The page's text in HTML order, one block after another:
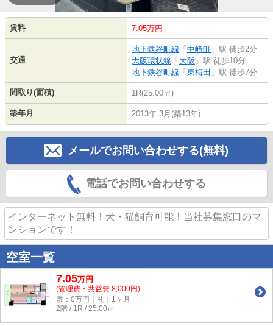
賃料 7.05万円
交通
地下鉄谷町線 「 中崎町 」駅 徒歩2分
大阪環状線 「 大阪 」駅 徒歩10分
地下鉄谷町線 「 東梅田 」駅 徒歩7分
間取り(面積) 1R(25.00㎡)
築年月 2013年 3月(築13年)
メールでお問い合わせする(無料)
電話でお問い合わせする
インターネット無料！犬・猫飼育可能！当社募集窓口のマ
ンションです！
空室一覧
7.05万円
(管理費・共益費 8,000円)
敷：0万円｜礼：1ヶ月
2階 / 1R / 25.00㎡